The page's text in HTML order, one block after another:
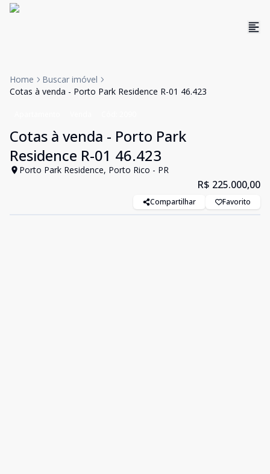
Home
Buscar imóvel
Cotas à venda - Porto Park Residence R-01 46.423
Cotas à venda - Porto Park
Residence R-01 46.423
Porto Park Residence, Porto Rico - PR
R$ 225.000,00
Compartilhar Favorito